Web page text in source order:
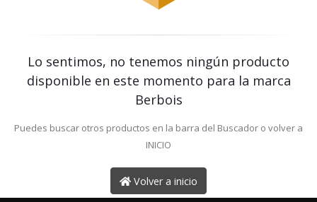
Lo sentimos, no tenemos ningún producto
disponible en este momento para la marca
Berbois
Puedes buscar otros productos en la barra del Buscador o volver a
INICIO
Volver a inicio